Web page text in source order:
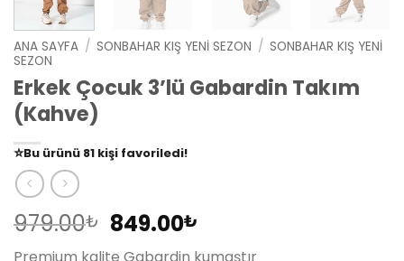
ANA SAYFA / SONBAHAR KIŞ YENI SEZON / SONBAHAR KIŞ YENI
SEZON
Erkek Çocuk 3’lü Gabardin Takım
(Kahve)
⭐️Bu ürünü 81 kişi favoriledi!
🛒39 kişisepetine ekledi!
✅ Bugün 14 adet
979.00₺ Orijinal
fiyat:
849.00₺
andaki
Premium kalite Gabardin kumaştır